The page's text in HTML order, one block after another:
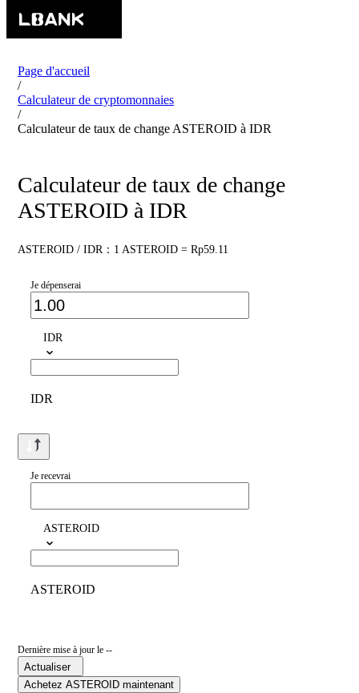
Page d'accueil
/
Calculateur de cryptomonnaies
/
Calculateur de taux de change ASTEROID à IDR
Calculateur de taux de change
ASTEROID à IDR
ASTEROID / IDR：1 ASTEROID = Rp59.11
Je dépenserai
IDR
IDR
Je recevrai
ASTEROID
ASTEROID
Dernière mise à jour le --
Actualiser
Achetez ASTEROID maintenant